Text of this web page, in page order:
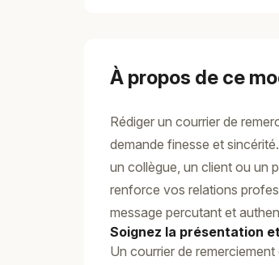
À propos de ce
Rédiger un courrier de
demande finesse et
un collègue, un client ou un
renforce vos relations
message percutant et
Soignez la présentation
Un courrier de